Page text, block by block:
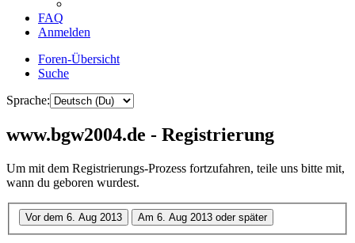
FAQ
Anmelden
Foren-Übersicht
Suche
Sprache:
www.bgw2004.de - Registrierung
Um mit dem Registrierungs-Prozess fortzufahren, teile uns bitte mit,
wann du geboren wurdest.